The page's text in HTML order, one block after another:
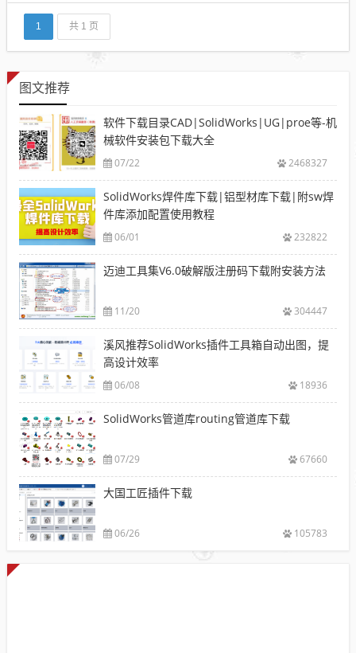
1 共 1 页
图文推荐
软件下载目录CAD|SolidWorks|UG|proe等-机
械软件安装包下载大全
07/22 2468327
SolidWorks焊件库下载|铝型材库下载|附sw焊
件库添加配置使用教程
06/01 232822
迈迪工具集V6.0破解版注册码下载附安装方法
11/20 304447
溪风推荐SolidWorks插件工具箱自动出图，提
高设计效率
06/08 18936
SolidWorks管道库routing管道库下载
07/29 67660
大国工匠插件下载
06/26 105783